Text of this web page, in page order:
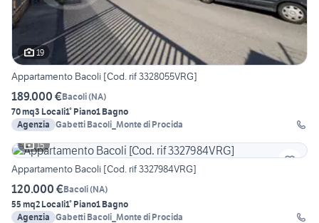
19
Appartamento Bacoli [Cod. rif 3328055VRG]
189.000 €Bacoli(NA)
70 mq3 Locali1° Piano1 Bagno
Agenzia Gabetti Bacoli_Monte di Procida
15
Appartamento Bacoli [Cod. rif 3327984VRG]
120.000 €Bacoli(NA)
55 mq2 Locali1° Piano1 Bagno
Agenzia Gabetti Bacoli_Monte di Procida